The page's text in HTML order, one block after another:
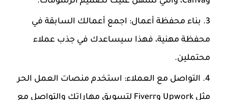
بناء محفظة أعمال: اجمع أعمالك السابقة في
محفظة مهنية، فهذا سيساعدك في جذب عملاء
محتملين.
التواصل مع العملاء: استخدم منصات العمل الحر
مثل Upwork وFiverr لتسويق مهاراتك والتواصل مع